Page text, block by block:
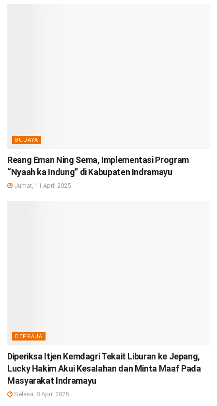
BUDAYA
Reang Eman Ning Sema, Implementasi Program
“Nyaah ka Indung” di Kabupaten Indramayu
Jumat, 11 April 2025
DEPRAJA
Diperiksa Itjen Kemdagri Tekait Liburan ke Jepang,
Lucky Hakim Akui Kesalahan dan Minta Maaf Pada
Masyarakat Indramayu
Selasa, 8 April 2025